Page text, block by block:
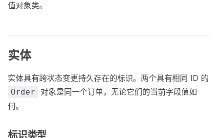
值对象类。
实体
实体具有跨状态变更持久存在的标识。两个具有相同 ID 的
Order
对象是同一个订单，无论它们的当前字段值如
何。
标识类型